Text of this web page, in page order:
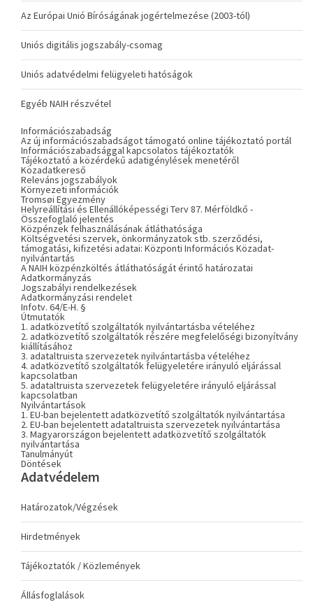
Az Európai Unió Bíróságának jogértelmezése (2003-tól)
Uniós digitális jogszabály-csomag
Uniós adatvédelmi felügyeleti hatóságok
Egyéb NAIH részvétel
Információszabadság
Az új információszabadságot támogató online tájékoztató portál
Információszabadsággal kapcsolatos tájékoztatók
Tájékoztató a közérdekű adatigénylések menetéről
Közadatkereső
Releváns jogszabályok
Környezeti információk
Tromsøi Egyezmény
Helyreállítási és Ellenállóképességi Terv 87. Mérföldkő -
Összefoglaló jelentés
Közpénzek felhasználásának átláthatósága
Költségvetési szervek, önkormányzatok stb. szerződési,
támogatási, kifizetési adatai: Központi Információs Közadat-
nyilvántartás
A NAIH közpénzköltés átláthatóságát érintő határozatai
Adatkormányzás
Jogszabályi rendelkezések
Adatkormányzási rendelet
Infotv. 64/E-H. §
Útmutatók
1. adatközvetítő szolgáltatók nyilvántartásba vételéhez
2. adatközvetítő szolgáltatók részére megfelelőségi bizonyítvány
kiállításához
3. adataltruista szervezetek nyilvántartásba vételéhez
4. adatközvetítő szolgáltatók felügyeletére irányuló eljárással
kapcsolatban
5. adataltruista szervezetek felügyeletére irányuló eljárással
kapcsolatban
Nyilvántartások
1. EU-ban bejelentett adatközvetítő szolgáltatók nyilvántartása
2. EU-ban bejelentett adataltruista szervezetek nyilvántartása
3. Magyarországon bejelentett adatközvetítő szolgáltatók
nyilvántartása
Tanulmányút
Döntések
Adatvédelem
Határozatok/Végzések
Hirdetmények
Tájékoztatók / Közlemények
Állásfoglalások